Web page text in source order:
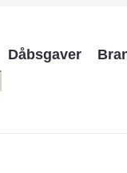
Dåbsgaver